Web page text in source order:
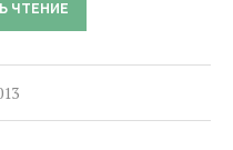
ЧТЕНИЕ